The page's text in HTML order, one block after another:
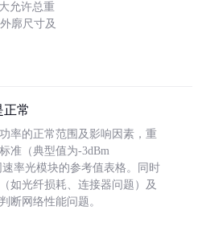
允许总重
廓尺寸及
正常
率的正常范围及影响因素，重
准（典型值为-3dBm
率光模块的参考值表格。同时
如光纤损耗、连接器问题）及
断网络性能问题。